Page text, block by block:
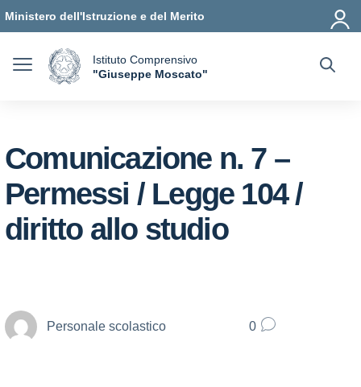
Ministero dell'Istruzione e del Merito
Istituto Comprensivo
"Giuseppe Moscato"
Comunicazione n. 7 –
Permessi / Legge 104 /
diritto allo studio
Personale scolastico 0